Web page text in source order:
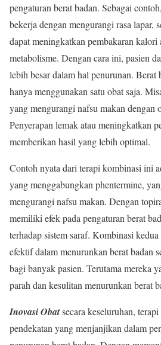
pengaturan berat badan. Sebagai
bekerja dengan mengurangi rasa lapar,
dapat meningkatkan pembakaran kalori
metabolisme. Dengan cara ini, pasien
lebih besar dalam hal penurunan.
hanya menggunakan satu obat saja.
yang mengurangi nafsu makan dengan
Penyerapan lemak atau meningkatkan
memberikan hasil yang lebih optimal.
Contoh nyata dari terapi kombinasi ini
yang menggabungkan phentermine,
mengurangi nafsu makan. Dengan
memiliki efek pada pengaturan berat
terhadap sistem saraf. Kombinasi
efektif dalam menurunkan berat badan
bagi banyak pasien. Terutama mereka
parah dan kesulitan menurunkan berat
Inovasi Obatsecara keseluruhan,
pendekatan yang menjanjikan dalam